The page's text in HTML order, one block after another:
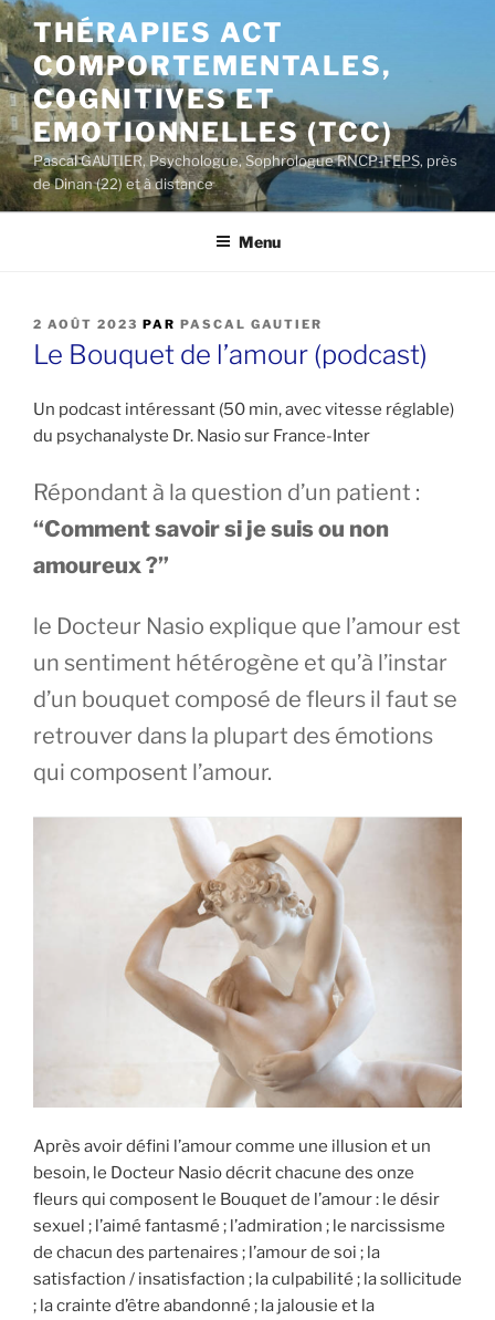
Aller
au
contenu
principal
THÉRAPIES ACT
COMPORTEMENTALES,
COGNITIVES ET
EMOTIONNELLES (TCC)
Pascal GAUTIER, Psychologue, Sophrologue RNCP-FEPS, près
de Dinan (22) et à distance
Menu
PUBLIÉ
LE
2 AOÛT 2023 PAR PASCAL GAUTIER
Le Bouquet de l’amour (podcast)
Un podcast intéressant (50 min, avec vitesse réglable)
du psychanalyste Dr. Nasio sur France-Inter
Répondant à la question d’un patient :
“Comment savoir si je suis ou non
amoureux ?”
le Docteur Nasio explique que l’amour est
un sentiment hétérogène et qu’à l’instar
d’un bouquet composé de fleurs il faut se
retrouver dans la plupart des émotions
qui composent l’amour.
Après avoir défini l’amour comme une illusion et un
besoin, le Docteur Nasio décrit chacune des onze
fleurs qui composent le Bouquet de l’amour : le désir
sexuel ; l’aimé fantasmé ; l’admiration ; le narcissisme
de chacun des partenaires ; l’amour de soi ; la
satisfaction / insatisfaction ; la culpabilité ; la sollicitude
; la crainte d’être abandonné ; la jalousie et la